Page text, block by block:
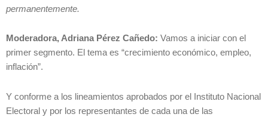
permanentemente.
Moderadora, Adriana Pérez Cañedo: Vamos a iniciar con el
primer segmento. El tema es “crecimiento económico, empleo,
inflación”.
Y conforme a los lineamientos aprobados por el Instituto Nacional
Electoral y por los representantes de cada una de las